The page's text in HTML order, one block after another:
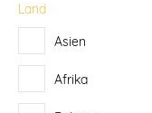
Land
Asien
Afrika